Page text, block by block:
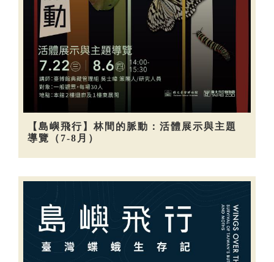
【島嶼飛行】林間的脈動：活體展示與主題
導覽（7-8月）